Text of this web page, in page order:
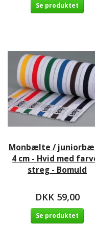
Se produktet
Monbælte /
4 cm - Hvid med
streg - Bomuld
DKK 59,00
Se produktet